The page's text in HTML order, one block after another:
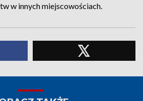
w innych miejscowościach.